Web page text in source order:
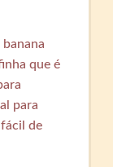
que é
para
de